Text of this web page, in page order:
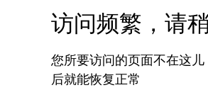
访问频繁，请
您所要访问的页面不在这
后就能恢复正常